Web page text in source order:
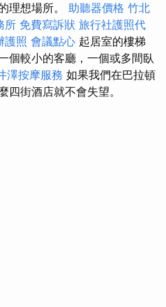
理想場所。 助聽器價格 竹北
所 免費寫訴狀 旅行社護照代
護照 會議點心 起居室的樓梯
個較小的客廳，一個或多間臥
澤按摩服務 如果我們在巴拉頓
四街酒店就不會失望。